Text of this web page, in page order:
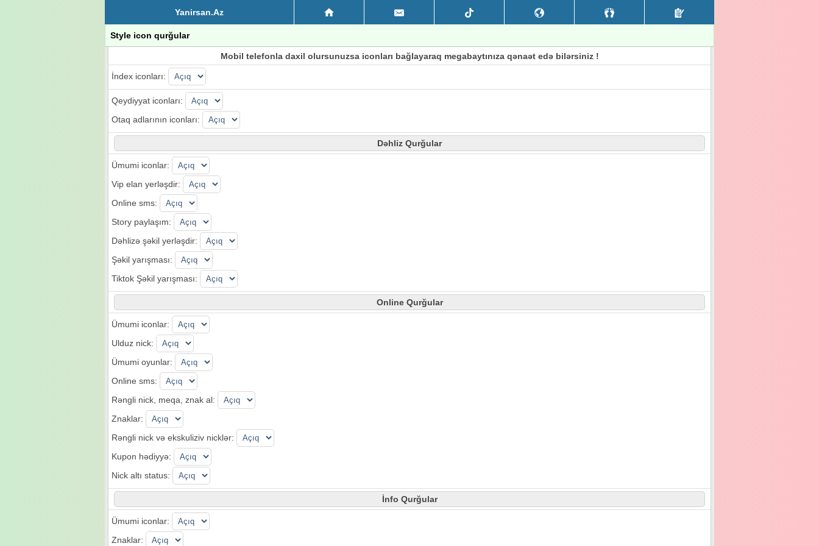
Yanirsan.Az
Style icon qurğular
Mobil telefonla daxil olursunuzsa iconları bağlayaraq megabaytınıza qənaət edə bilərsiniz !
İndex iconları:
Qeydiyyat iconları:
Otaq adlarının iconları:
Dəhliz Qurğular
Ümumi iconlar:
Vip elan yerləşdir:
Online sms:
Story paylaşım:
Dəhlizə şəkil yerləşdir:
Şəkil yarışması:
Tiktok Şəkil yarışması:
Online Qurğular
Ümumi iconlar:
Ulduz nick:
Ümumi oyunlar:
Online sms:
Rəngli nick, meqa, znak al:
Znaklar:
Rəngli nick və ekskuliziv nicklər:
Kupon hədiyyə:
Nick altı status:
İnfo Qurğular
Ümumi iconlar:
Znaklar: